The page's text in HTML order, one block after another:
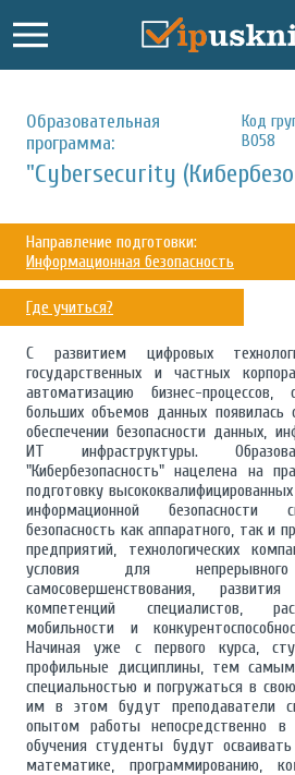
Образовательная
программа:
Код
B058
"Cybersecurity
Направление подготовки:
Информационная безопасность
Где учиться?
С развитием цифровых
государственных и частных
автоматизацию бизнес-
больших объемов данных появилась
обеспечении безопасности данных,
ИТ инфраструктуры.
"Кибербезопасность" нацелена на
подготовку
информационной безопасности
безопасность как аппаратного, так и
предприятий, технологических
условия для непрерывного
самосовершенствования, развития
компетенций специалистов,
мобильности и
Начиная уже с первого курса,
профильные дисциплины, тем
специальностью и погружаться в
им в этом будут преподаватели
опытом работы непосредственно в
обучения студенты будут
математике, программированию,